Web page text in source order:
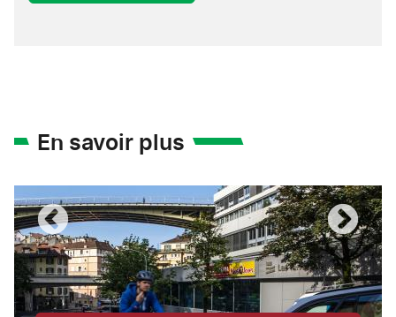
En savoir plus